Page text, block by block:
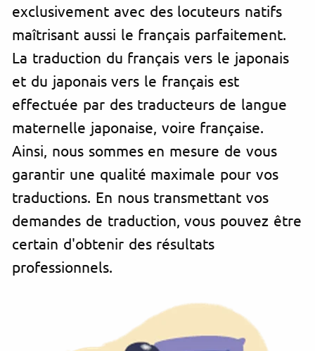
exclusivement avec des locuteurs natifs
maîtrisant aussi le français parfaitement.
La traduction du français vers le japonais
et du japonais vers le français est
effectuée par des traducteurs de langue
maternelle japonaise, voire française.
Ainsi, nous sommes en mesure de vous
garantir une qualité maximale pour vos
traductions. En nous transmettant vos
demandes de traduction, vous pouvez être
certain d'obtenir des résultats
professionnels.